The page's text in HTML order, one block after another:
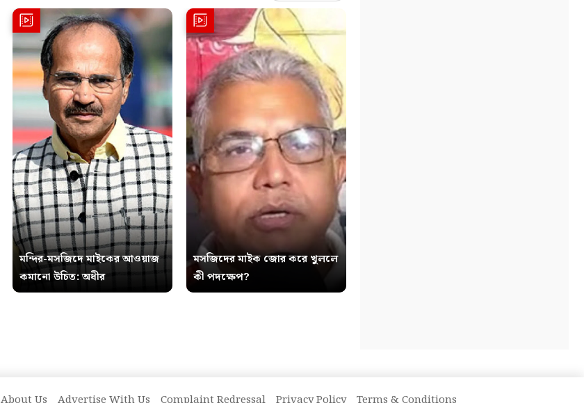
মন্দির-মসজিদে মাইকের আওয়াজ
কমানো উচিত: অধীর
মসজিদের মাইক জোর করে খুললে
কী পদক্ষেপ?